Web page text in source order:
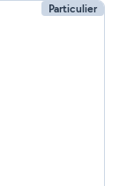
Particulier